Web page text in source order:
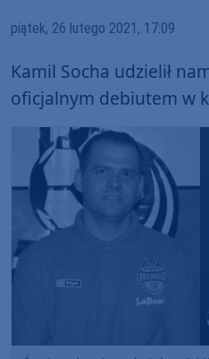
piątek, 26 lutego 2021, 17:09
Kamil Socha udzielił
oficjalnym debiutem w